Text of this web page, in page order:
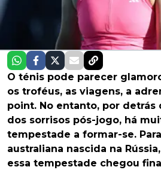
O ténis pode parecer
os troféus, as viagens, a
point. No entanto, por detrás
dos sorrisos pós-jogo, há
tempestade a formar-se.
australiana nascida na Rússia,
essa tempestade chegou